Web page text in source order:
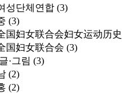
성단체연합 (3)
(3)
国妇女联合会妇女运动历
国妇女联合会 (3)
·그림 (3)
(2)
(2)